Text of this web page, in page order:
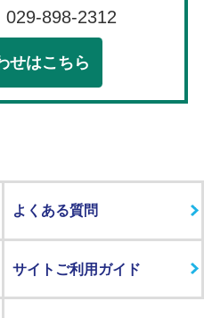
898-2312
せはこちら
よくある質問
サイトご利用ガイド